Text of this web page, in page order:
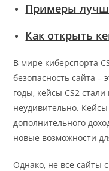
Примеры
Как открыть
В мире киберспорта
безопасность сайта –
годы, кейсы CS2
неудивительно. Кейсы
дополнительного
новые возможности
Однако, не все сайты